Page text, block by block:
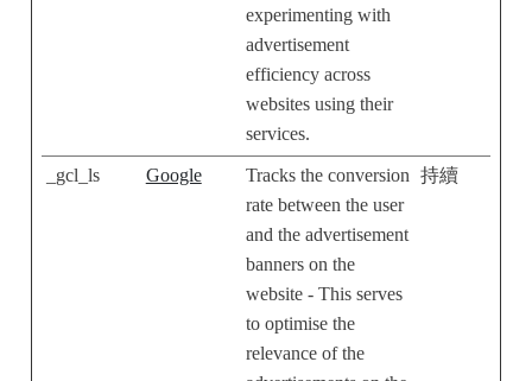
experimenting with
advertisement
efficiency across
websites using their
services.
_gcl_ls Google
Tracks the conversion
rate between the user
and the advertisement
banners on the
website - This serves
to optimise the
relevance of the
持續